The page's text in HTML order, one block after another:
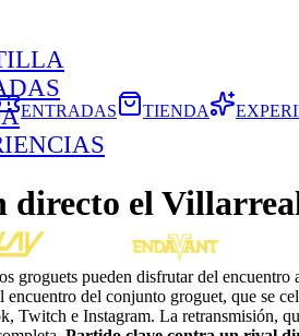
ENTRADAS TIENDA
directo el
groguets pueden disfrutar del
encuentro del conjunto groguet, que se
Twitch e Instagram. La retransmisión,